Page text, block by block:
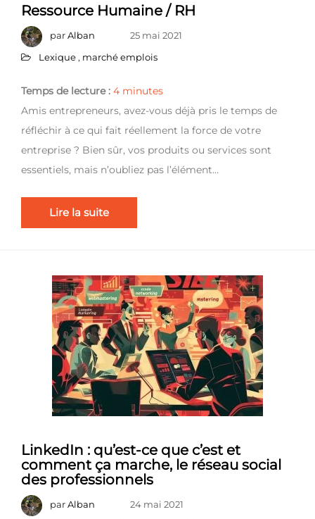
Ressource Humaine / RH
parAlban
25 mai 2021
Lexique , marché emplois
Temps de lecture : 4 minutes
Amis entrepreneurs, avez-vous déjà pris le temps de
réfléchir à ce qui fait réellement la force de votre
entreprise ? Bien sûr, vos produits ou services sont
essentiels, mais n’oubliez pas l’élément…
Lire la suite
LinkedIn : qu’est-ce que c’est et
comment ça marche, le réseau social
des professionnels
parAlban
24 mai 2021